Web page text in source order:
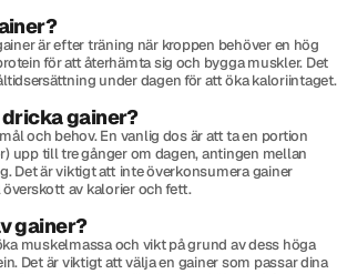
är efter träning när kroppen behöver en hög
för att återhämta sig och bygga muskler. Det
under dagen för att öka kaloriintaget.
gainer?
och behov. En vanlig dos är att ta en portion
upp till tre gånger om dagen, antingen mellan
Det är viktigt att inte överkonsumera gainer
av kalorier och fett.
gainer?
muskelmassa och vikt på grund av dess höga
Det är viktigt att välja en gainer som passar dina